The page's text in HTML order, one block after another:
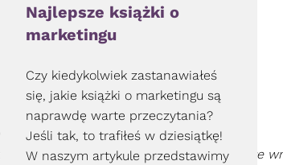
czemu zawsze będzie robił doskonałe
Najlepsze książki o
marketingu
Czy kiedykolwiek zastanawiałeś
się, jakie książki o marketingu są
naprawdę warte przeczytania?
Jeśli tak, to trafiłeś w dziesiątkę!
W naszym artykule przedstawimy